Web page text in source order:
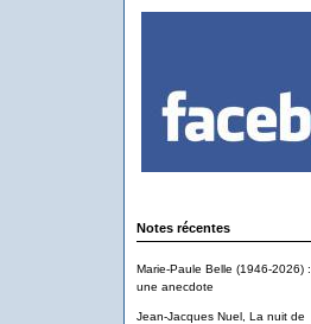
Notes récentes
Marie-Paule Belle (1946-2026) :
une anecdote
Jean-Jacques Nuel, La nuit de